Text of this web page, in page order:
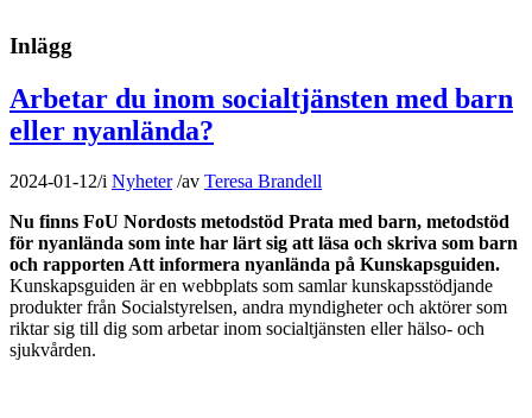
Inlägg
Arbetar du inom socialtjänsten med barn
eller nyanlända?
2024-01-12/i Nyheter /av Teresa Brandell
Nu finns FoU Nordosts metodstöd Prata med barn, metodstöd
för nyanlända som inte har lärt sig att läsa och skriva som barn
och rapporten Att informera nyanlända på Kunskapsguiden.
Kunskapsguiden är en webbplats som samlar kunskapsstödjande
produkter från Socialstyrelsen, andra myndigheter och aktörer som
riktar sig till dig som arbetar inom socialtjänsten eller hälso- och
sjukvården.